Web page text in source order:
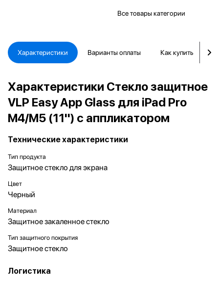
Все товары категории
Характеристики Варианты оплаты Как купить
Характеристики Стекло защитное
VLP Easy App Glass для iPad Pro
M4/M5 (11'') с аппликатором
Технические характеристики
Тип продукта
Защитное стекло для экрана
Цвет
Черный
Материал
Защитное закаленное стекло
Тип защитного покрытия
Защитное стекло
Логистика